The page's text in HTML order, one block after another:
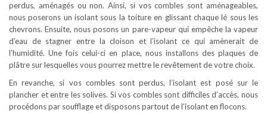
perdus, aménagés ou non. Ainsi, si vos combles sont aménageables,
nous poserons un isolant sous la toiture en glissant chaque lé sous les
chevrons. Ensuite, nous posons un pare-vapeur qui empêche la vapeur
d’eau de stagner entre la cloison et l’isolant ce qui amènerait de
l’humidité. Une fois celui-ci en place, nous installons des plaques de
plâtre sur lesquelles vous pourrez mettre le revêtement de votre choix.
En revanche, si vos combles sont perdus, l’isolant est posé sur le
plancher et entre les solives. Si vos combles sont difficiles d’accès, nous
procédons par soufflage et disposons partout de l’isolant en flocons.